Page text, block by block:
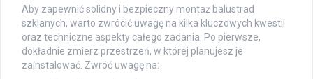
Aby zapewnić solidny i bezpieczny montaż balustrad
szklanych, warto zwrócić uwagę na kilka kluczowych kwestii
oraz techniczne aspekty całego zadania. Po pierwsze,
dokładnie zmierz przestrzeń, w której planujesz je
zainstalować. Zwróć uwagę na: